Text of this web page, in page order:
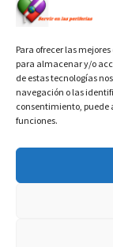
Para ofrecer las
para almacenar y/o
de estas tecnologías
navegación o las
consentimiento,
funciones.